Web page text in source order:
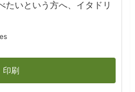
たいという方へ、イタドリ
印刷